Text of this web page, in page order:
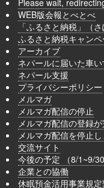
WEB版会報とべとべ
「ふるさと納税」（
ふるさと納税キャンペ
アーカイブ
ネパールに届いた車い
ネパール支援
プライバシーポリシー
メルマガ
メルマガ配信の停止
メルマガ配信の登録
メルマガ配信を停止
交流サイト
今後の予定 （8/1~9/30
企業との協働
休眠預金活用事業規